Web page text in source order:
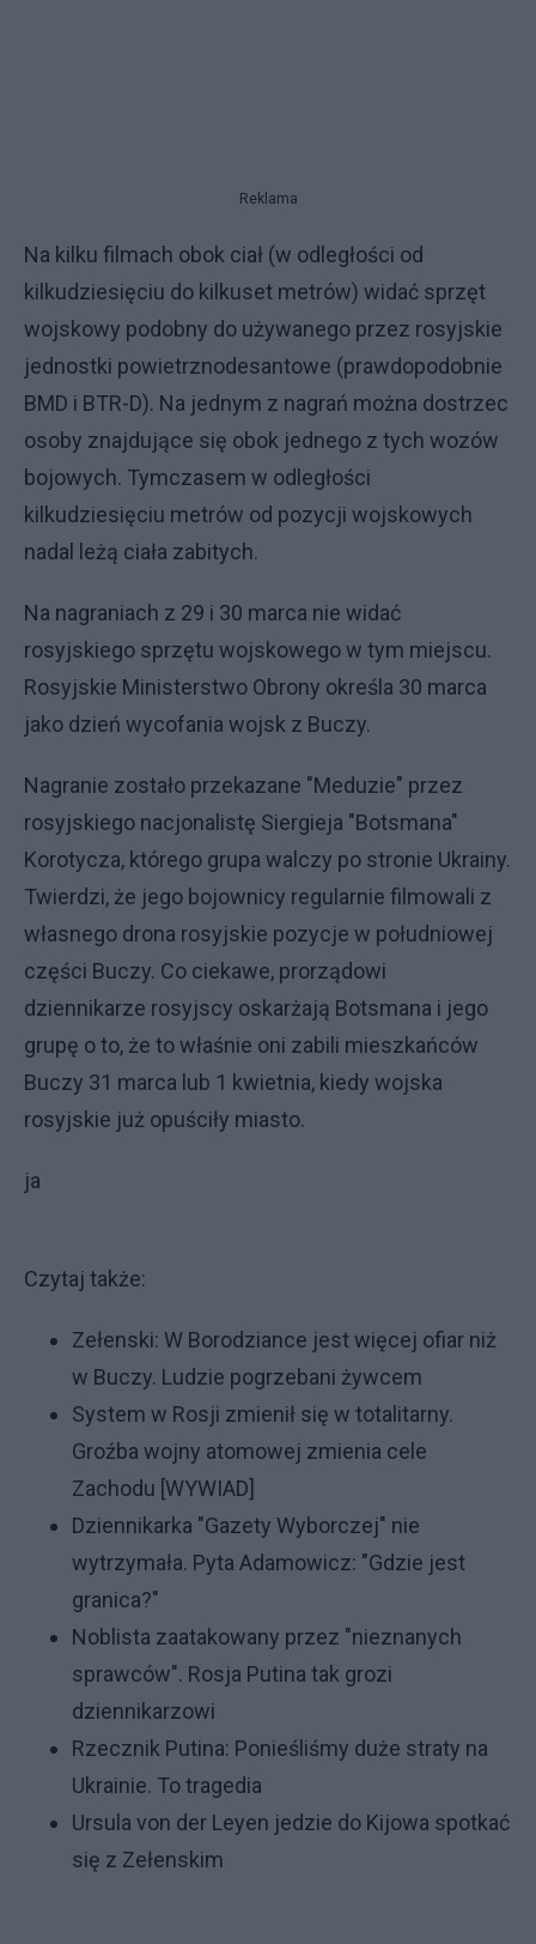
Reklama
Na kilku filmach obok ciał (w odległości od
kilkudziesięciu do kilkuset metrów) widać sprzęt
wojskowy podobny do używanego przez rosyjskie
jednostki powietrznodesantowe (prawdopodobnie
BMD i BTR-D). Na jednym z nagrań można dostrzec
osoby znajdujące się obok jednego z tych wozów
bojowych. Tymczasem w odległości
kilkudziesięciu metrów od pozycji wojskowych
nadal leżą ciała zabitych.
Na nagraniach z 29 i 30 marca nie widać
rosyjskiego sprzętu wojskowego w tym miejscu.
Rosyjskie Ministerstwo Obrony określa 30 marca
jako dzień wycofania wojsk z Buczy.
Nagranie zostało przekazane "Meduzie" przez
rosyjskiego nacjonalistę Siergieja "Botsmana"
Korotycza, którego grupa walczy po stronie Ukrainy.
Twierdzi, że jego bojownicy regularnie filmowali z
własnego drona rosyjskie pozycje w południowej
części Buczy. Co ciekawe, prorządowi
dziennikarze rosyjscy oskarżają Botsmana i jego
grupę o to, że to właśnie oni zabili mieszkańców
Buczy 31 marca lub 1 kwietnia, kiedy wojska
rosyjskie już opuściły miasto.
ja
Czytaj także:
Zełenski: W Borodziance jest więcej ofiar niż
w Buczy. Ludzie pogrzebani żywcem
System w Rosji zmienił się w totalitarny.
Groźba wojny atomowej zmienia cele
Zachodu [WYWIAD]
Dziennikarka "Gazety Wyborczej" nie
wytrzymała. Pyta Adamowicz: "Gdzie jest
granica?"
Noblista zaatakowany przez "nieznanych
sprawców". Rosja Putina tak grozi
dziennikarzowi
Rzecznik Putina: Ponieśliśmy duże straty na
Ukrainie. To tragedia
Ursula von der Leyen jedzie do Kijowa spotkać
się z Zełenskim